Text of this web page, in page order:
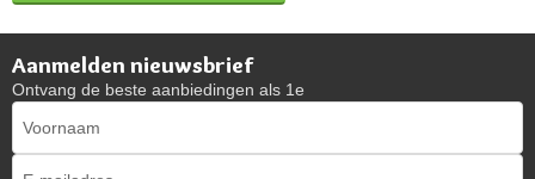
Aanmelden nieuwsbrief
Ontvang de beste aanbiedingen als 1e